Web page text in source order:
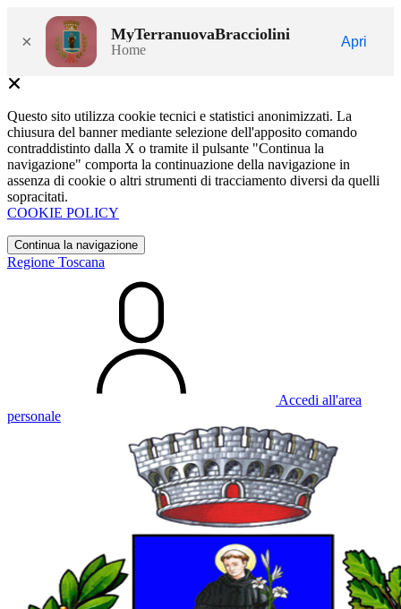
× MyTerranuovaBracciolini
Home
Apri
Questo sito utilizza cookie tecnici e statistici anonimizzati. La
chiusura del banner mediante selezione dell'apposito comando
contraddistinto dalla X o tramite il pulsante "Continua la
navigazione" comporta la continuazione della navigazione in
assenza di cookie o altri strumenti di tracciamento diversi da quelli
sopracitati.
COOKIE POLICY
Continua la navigazione
Regione Toscana
Accedi all'area
personale